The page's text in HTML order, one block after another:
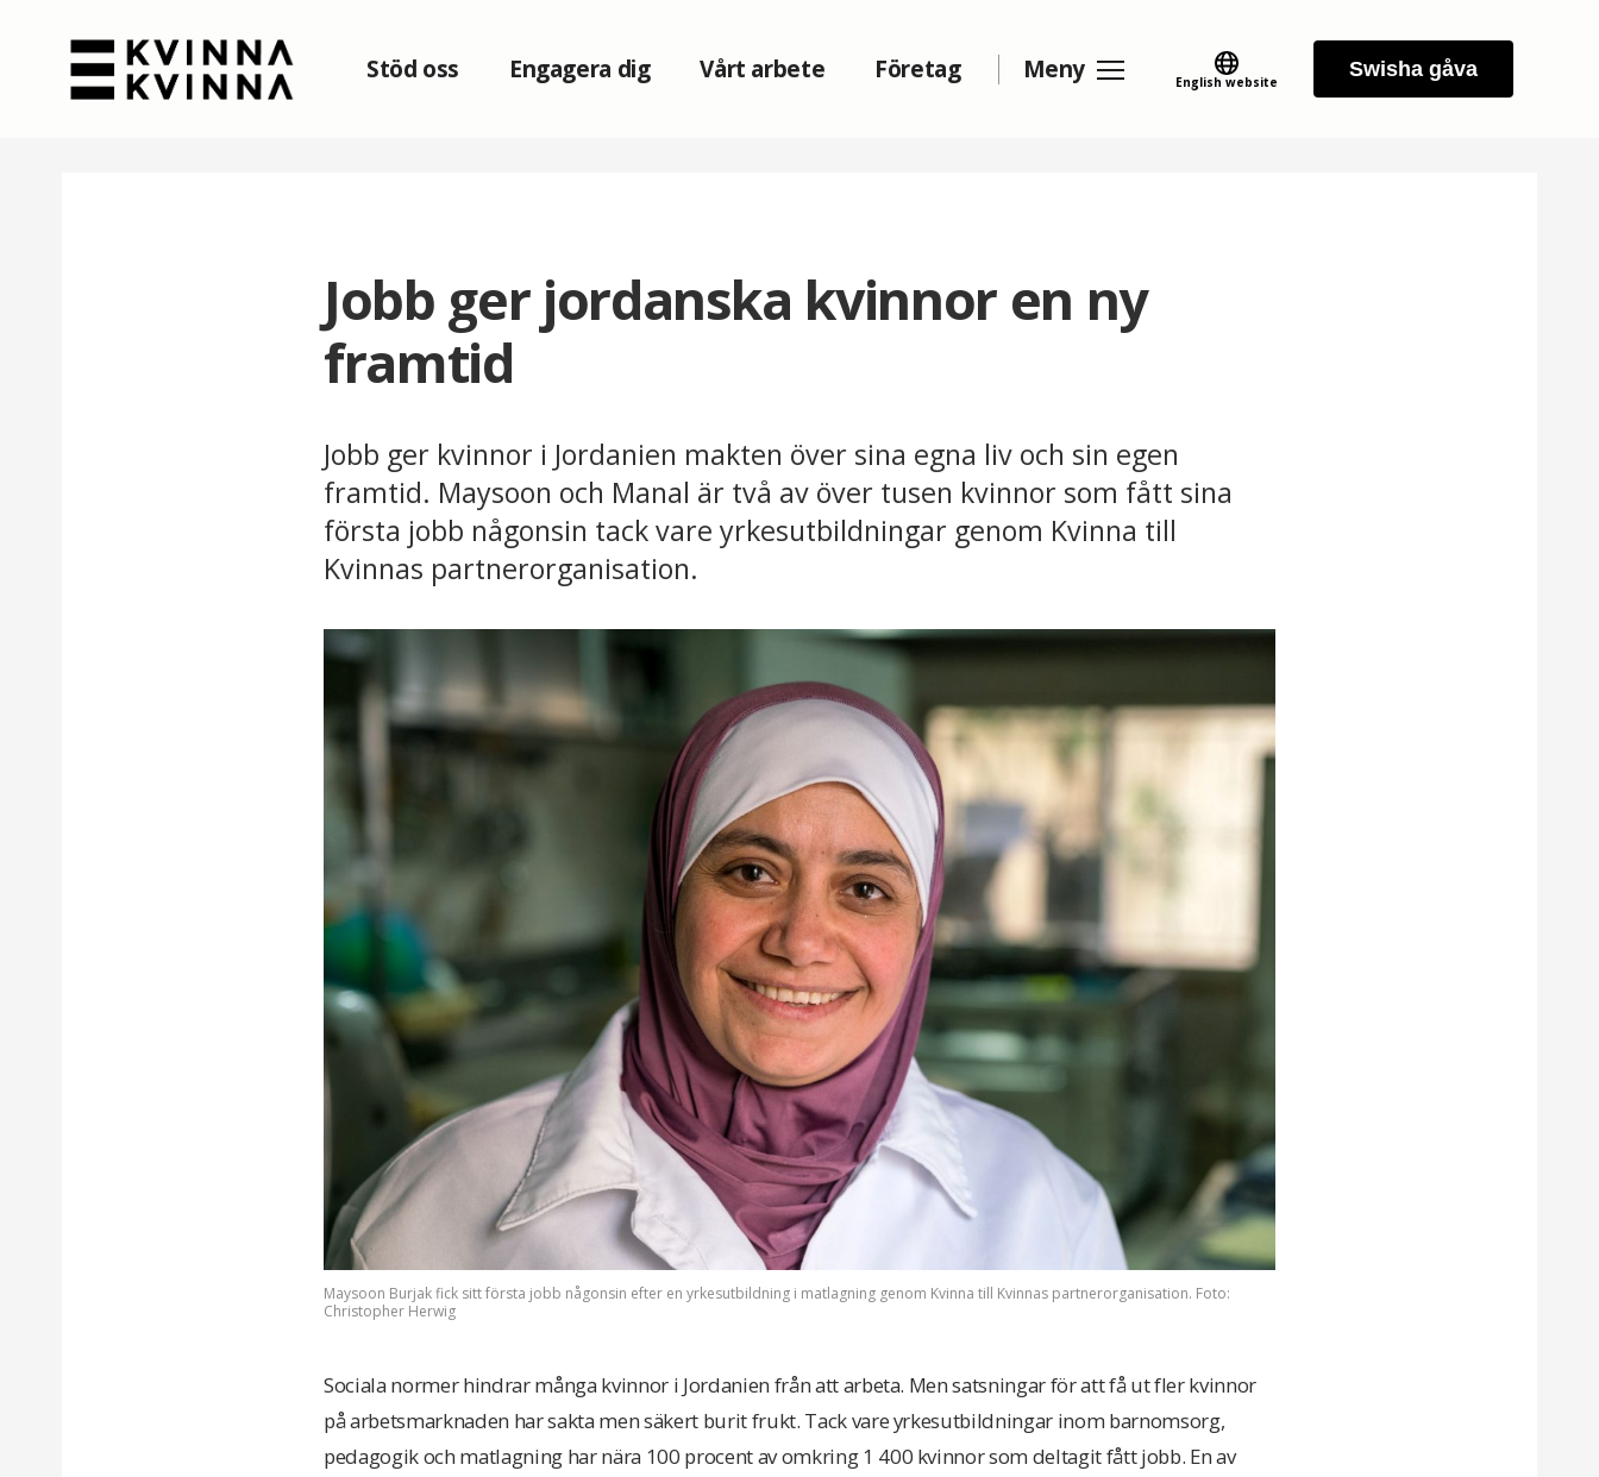
Stöd oss Engagera dig Vårt arbete Företag Meny English website
Swisha gåva
Jobb ger jordanska kvinnor en ny
framtid
Jobb ger kvinnor i Jordanien makten över sina egna liv och sin egen
framtid. Maysoon och Manal är två av över tusen kvinnor som fått sina
första jobb någonsin tack vare yrkesutbildningar genom Kvinna till
Kvinnas partnerorganisation.
Maysoon Burjak fick sitt första jobb någonsin efter en yrkesutbildning i matlagning genom Kvinna till Kvinnas partnerorganisation. Foto:
Christopher Herwig
Sociala normer hindrar många kvinnor i Jordanien från att arbeta. Men satsningar för att få ut fler kvinnor
på arbetsmarknaden har sakta men säkert burit frukt. Tack vare yrkesutbildningar inom barnomsorg,
pedagogik och matlagning har nära 100 procent av omkring 1 400 kvinnor som deltagit fått jobb. En av